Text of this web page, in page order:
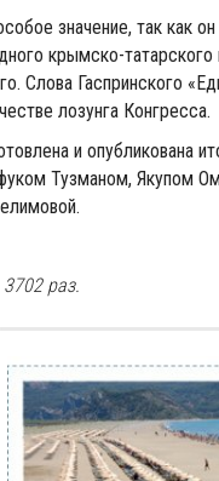
значение, так как
крымско-
Слова Гаспринского
лозунга Конгресса.
и опубликована
Тузманом, Якупом
раз.